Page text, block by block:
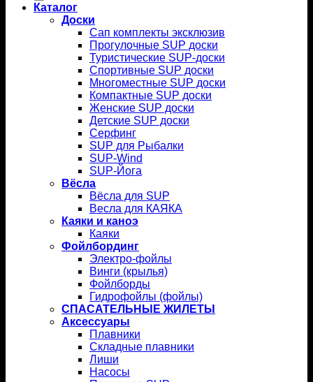
Каталог
Доски
Сап комплекты эксклюзив
Прогулочные SUP доски
Туристические SUP-доски
Спортивные SUP доски
Многоместные SUP доски
Компактные SUP доски
Женские SUP доски
Детские SUP доски
Серфинг
SUP для Рыбалки
SUP-Wind
SUP-Йога
Вёсла
Вёсла для SUP
Весла для КАЯКА
Каяки и каноэ
Каяки
Фойлбординг
Электро-фойлы
Винги (крылья)
Фойлборды
Гидрофойлы (фойлы)
СПАСАТЕЛЬНЫЕ ЖИЛЕТЫ
Аксессуары
Плавники
Складные плавники
Лиши
Насосы